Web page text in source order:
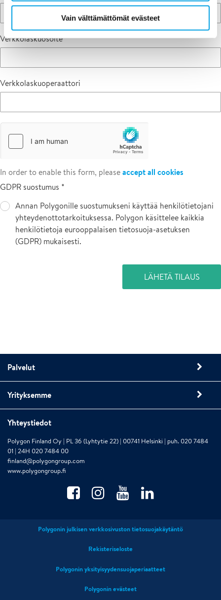
Vain välttämättömät evästeet
Verkkolaskuosoite
Verkkolaskuoperaattori
In order to enable this form, pleaseaccept all cookies
GDPR suostumus
Annan Polygonille suostumukseni käyttää henkilötietojani
yhteydenottotarkoituksessa. Polygon käsittelee kaikkia
henkilötietoja eurooppalaisen tietosuoja-asetuksen
(GDPR) mukaisesti.
LÄHETÄ TILAUS
Palvelut
Yrityksemme
Yhteystiedot
Polygon Finland Oy | PL 36 (Lyhtytie 22) | 00741 Helsinki | puh. 020 7484
01 | 24H 020 7484 00
finland@polygongroup.com
www.polygongroup.fi
Polygonin julkisen verkkosivuston tietosuojakäytäntö
Rekisteriseloste
Polygonin yksityisyydensuojaperiaatteet
Polygonin evästeet